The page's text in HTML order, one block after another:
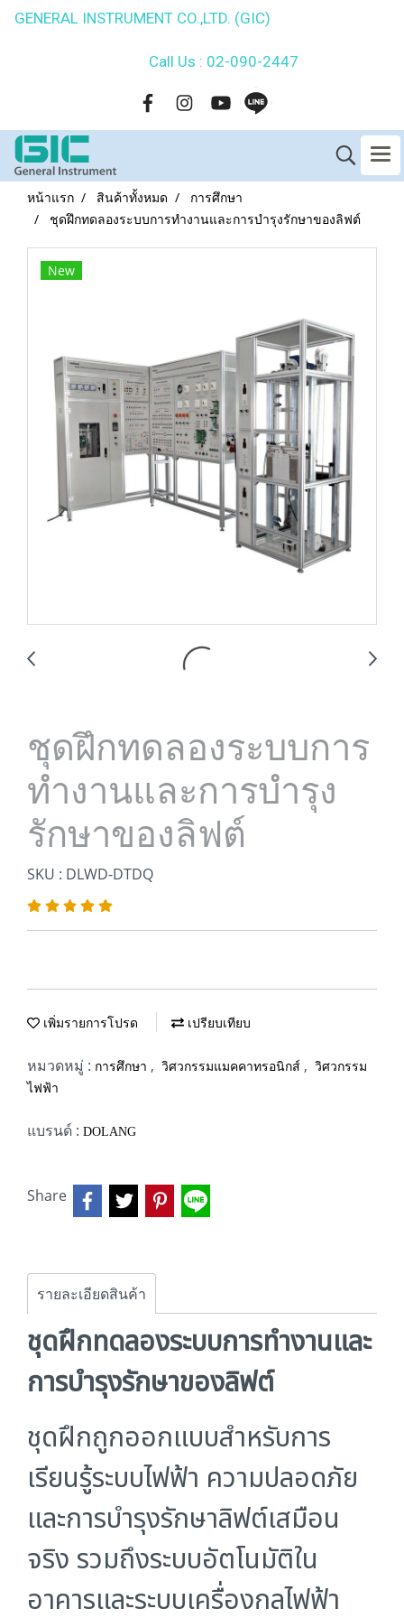
GENERAL INSTRUMENT CO.,LTD. (GIC)
Call Us : 02-090-2447
หน้าแรก สินค้าทั้งหมด
การศึกษา
ชุดฝึกทดลองระบบการทำงานและการบำรุงรักษาของลิฟต์
New
ชุดฝึกทดลองระบบการ
ทำงานและการบำรุง
รักษาของลิฟต์
SKU : DLWD-DTDQ
เพิ่มรายการโปรด เปรียบเทียบ
หมวดหมู่ : การศึกษา , วิศวกรรมแมคคาทรอนิกส์ , วิศวกรรม
ไฟฟ้า
แบรนด์ : DOLANG
Share
รายละเอียดสินค้า
ชุดฝึกทดลองระบบการทำงานและ
การบำรุงรักษาของลิฟต์
ชุดฝึกถูกออกแบบสำหรับการ
เรียนรู้ระบบไฟฟ้า ความปลอดภัย
และการบำรุงรักษาลิฟต์เสมือน
จริง รวมถึงระบบอัตโนมัติใน
อาคารและระบบเครื่องกลไฟฟ้า